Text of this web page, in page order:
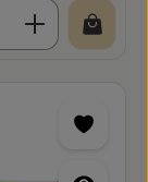
Wert